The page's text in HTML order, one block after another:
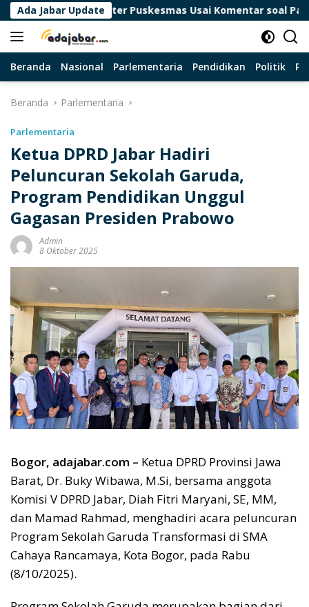
Langsung
ke
konten
Ada Jabar Update
Dokter Puskesmas Usai Komentar soal Pasien BPJS
Beranda Nasional Parlementaria Pendidikan Politik
Beranda Parlementaria
Parlementaria
Ketua DPRD Jabar Hadiri
Peluncuran Sekolah Garuda,
Program Pendidikan Unggul
Gagasan Presiden Prabowo
Admin
8 Oktober 2025
Bogor, adajabar.com – Ketua DPRD Provinsi Jawa
Barat, Dr. Buky Wibawa, M.Si, bersama anggota
Komisi V DPRD Jabar, Diah Fitri Maryani, SE, MM,
dan Mamad Rahmad, menghadiri acara peluncuran
Program Sekolah Garuda Transformasi di SMA
Cahaya Rancamaya, Kota Bogor, pada Rabu
(8/10/2025).